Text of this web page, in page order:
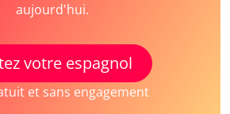
aujourd'hui.
votre espagnol
et sans engagement